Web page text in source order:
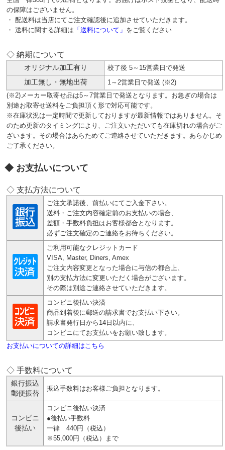
の保障はございません。
・ 配送料は当店にてご注文確認後に追加させていただきます。
・ 送料に関する詳細は 「送料について」 をご覧ください
◇ 納期について
オリジナル加工有り
校了後 5～15営業日で発送
加工無し・無地出荷
1～2営業日で発送 (※2)
(※2)メーカー取寄せ品は5～7営業日で発送となります。お急ぎの場合は
別途お取寄せ送料をご負担頂く形で対応可能です。
※在庫状況は一定時間で更新しておりますが最新情報ではありません。そ
のため更新のタイミングにより、ご注文いただいても在庫切れの場合がご
ざいます。その場合はあらためてご連絡させていただきます。あらかじめ
ご了承ください。
お支払いについて
◇ 支払方法について
ご注文承諾後、前払いにてご入金下さい。
送料・ご注文内容確定前のお支払いの場合、
差額・手数料負担はお客様都合となります。
必ずご注文確定のご連絡をお待ちください。
ご利用可能なクレジットカード
VISA, Master, Diners, Amex
ご注文内容変更となった場合に与信の都合上、
別の支払方法に変更いただく場合がございます。
その際は別途ご連絡させていただきます。
コンビニ後払い決済
商品到着後に郵送の請求書でお支払い下さい。
請求書発行日から14日以内に、
コンビニにてお支払いをお願い致します。
お支払いについての詳細はこちら
◇ 手数料について
銀行振込
郵便振替
振込手数料はお客様ご負担となります。
コンビニ
後払い
コンビニ後払い決済
●後払い手数料
一律 440円（税込）
※55,000円（税込）まで